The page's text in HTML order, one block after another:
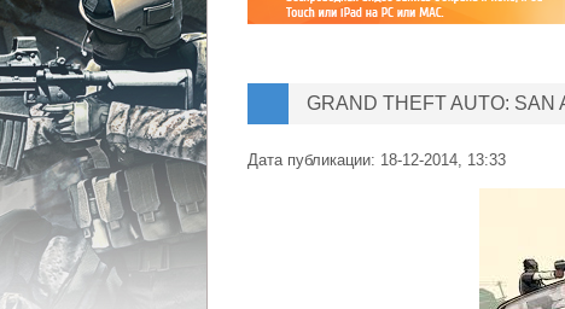
GRAND THEFT AUTO:
Дата публикации: 18-12-2014, 13:33